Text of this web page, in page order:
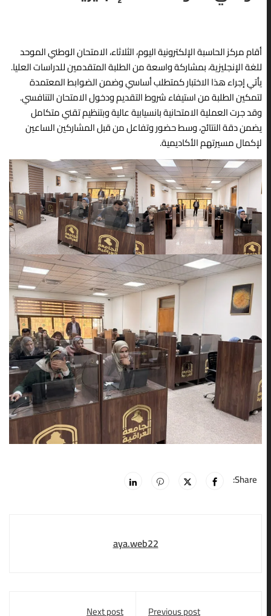
التطبيقية، وذلك ضمن سعي
المركز للارتقاء بالمستوى
العلمي والمهني...
READ MORE
الثقافية»، وذلك يوم
الموافق 2026/5/5،
قدّمتها...
READ MORE
VIEW ALL
​أقام مركز الحاسبة الإلكترونية اليوم، الثلاثاء، الامتحان الوطني الموحد
للغة الإنجليزية، بمشاركة واسعة من الطلبة المتقدمين للدراسات العليا.
​يأتي إجراء هذا الاختبار كمتطلب أساسي وضمن الضوابط المعتمدة
لتمكين الطلبة من استيفاء شروط التقديم ودخول الامتحان التنافسي.
وقد جرت العملية الامتحانية بانسيابية عالية وبتنظيم تقني متكامل
يضمن دقة النتائج، وسط حضور وتفاعل من قبل المشاركين الساعين
لإكمال مسيرتهم الأكاديمية.
Share:
aya.web22
Previous post
Next post